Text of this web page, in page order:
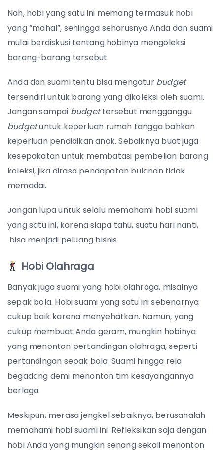
Nah, hobi yang satu ini memang termasuk hobi
yang “mahal”, sehingga seharusnya Anda dan suami
mulai berdiskusi tentang hobinya mengoleksi
barang-barang tersebut.
Anda dan suami tentu bisa mengatur budget
tersendiri untuk barang yang dikoleksi oleh suami.
Jangan sampai budgettersebut mengganggu
budgetuntuk keperluan rumah tangga bahkan
keperluan pendidikan anak. Sebaiknya buat juga
kesepakatan untuk membatasi pembelian barang
koleksi, jika dirasa pendapatan bulanan tidak
memadai.
Jangan lupa untuk selalu memahami hobi suami
yang satu ini, karena siapa tahu, suatu hari nanti,
bisa menjadi peluang bisnis.
Hobi Olahraga
Banyak juga suami yang hobi olahraga, misalnya
sepak bola. Hobi suami yang satu ini sebenarnya
cukup baik karena menyehatkan. Namun, yang
cukup membuat Anda geram, mungkin hobinya
yang menonton pertandingan olahraga, seperti
pertandingan sepak bola. Suami hingga rela
begadang demi menonton tim kesayangannya
berlaga.
Meskipun, merasa jengkel sebaiknya, berusahalah
memahami hobi suami ini. Refleksikan saja dengan
hobi Anda yang mungkin senang sekali menonton